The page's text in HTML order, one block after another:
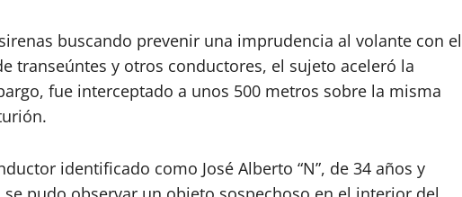
buscando prevenir una imprudencia al volante con el
transeúntes y otros conductores, el sujeto aceleró la
fue interceptado a unos 500 metros sobre la misma
identificado como José Alberto “N”, de 34 años y